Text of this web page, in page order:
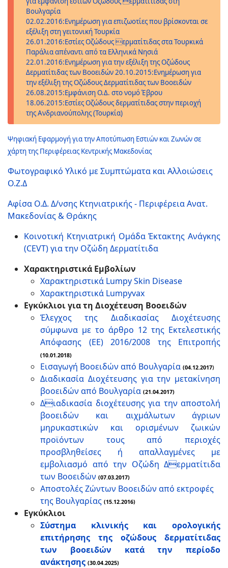
Βουλγαρία
02.02.2016:Ενημέρωση για επιζωοτίες που βρίσκονται σε
εξέλιξη στη γειτονική Τουρκία
26.01.2016:Εστίες Οζώδους ερματίτιδας στα Τουρκικά
Παράλια απέναντι από τα Ελληνικά Νησιά
22.01.2016:Ενημέρωση για την εξέλιξη της Οζώδους
Δερματίτιδας των Βοοειδών20.10.2015:Ενημέρωση για
την εξέλιξη της Οζώδους Δερματίτιδας των Βοοειδών
26.08.2015:Εμφάνιση Ο.Δ. στο νομό Έβρου
18.06.2015:Εστίες Οζώδους δερματίτιδας στην περιοχή
της Ανδριανούπολης (Τουρκία)
Ψηφιακή Εφαρμογή για την Αποτύπωση Εστιών και Ζωνών σε
χάρτη της Περιφέρειας Κεντρικής Μακεδονίας
Φωτογραφικό Υλικό με Συμπτώματα και Αλλοιώσεις
Ο.Ζ.Δ
Αφίσα Ο.Δ. Δ/νσης Κτηνιατρικής - Περιφέρεια Ανατ.
Μακεδονίας & Θράκης
Κοινοτική Κτηνιατρική Ομάδα Έκτακτης Ανάγκης
(CEVT) για την Οζώδη Δερματίτιδα
Χαρακτηριστικά Εμβολίων
Χαρακτηριστικά Lumpy Skin Disease
Χαρακτηριστικά Lumpyvax
Εγκύκλιοι για τη Διοχέτευση Βοοειδών
Έλεγχος της Διαδικασίας Διοχέτευσης
σύμφωνα με τo άρθρο 12 της Εκτελεστικής
Απόφασης (ΕΕ) 2016/2008 της Επιτροπής
(10.01.2018)
Εισαγωγή Βοοειδών από Βουλγαρία (04.12.2017)
Διαδικασία Διοχέτευσης για την μετακίνηση
βοοειδών από Βουλγαρία (21.04.2017)
Διαδικασία διοχέτευσης για την αποστολή
βοοειδών και αιχμάλωτων άγριων
μηρυκαστικών και ορισμένων ζωικών
προϊόντων τους από περιοχές
προσβληθείσες ή απαλλαγμένες με
εμβολιασμό από την Οζώδη Δερματίτιδα
των Βοοειδών (07.03.2017)
Αποστολές Ζώντων Βοοειδών από εκτροφές
της Βουλγαρίας (15.12.2016)
Εγκύκλιοι
Σύστημα κλινικής και ορολογικής
επιτήρησης της οζώδους δερματίτιδας
των βοοειδών κατά την περίοδο
ανάκτησης (30.04.2025)